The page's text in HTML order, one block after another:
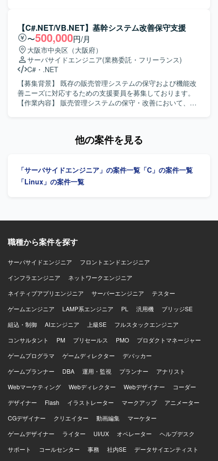
ます。 【求める人物像】 C言語での開発経験を活かしなが
ら、計測機器分野の開発に主体的に取り組んでいただける
方を求めております。設計からテストまで責任感を持って
対応し、チーム内で積極的にコミュニケーションが取れる
方が望ましいです。 【ポジションの魅力】 小型測定機とい
う専門性の高いプロダクトの改修に携わることで、組込み
系および計測機器開発の知見を深めていただけます。上流
工程からテストまで幅広く経験できるため、エンジニアと
してのスキルアップが期待できます。 【開発環境】 C言語
【C#.NET/VB.NET】基幹システム改善保守支援
〜500,000円/月
大阪市中央区（大阪府）
サーバサイドエンジニア(業務委託・フリーランス)
C# ・ .NET
【募集背景】 既存の販売管理システムの保守および機能改
善ニーズに対応するための支援要員を募集しております。
【作業内容】 販売管理システムの保守・改善において、要
主体的に業務を推進し、前向きかつ柔軟に対応できる方を
の保守・改善を通じて業務知識と開発スキルの双方を高め
ていただけます。 【開発環境】 C#.NET、VB.NETを用いた
他の案件を見る
「サーバサイドエンジニア」の案件一覧 「C」の案件一覧
「Linux」の案件一覧
職種から案件を探す
サーバサイドエンジニア
フロントエンドエンジニア
インフラエンジニア
ネットワークエンジニア
ネイティブアプリエンジニア
サーバーエンジニア
テスター
ゲームエンジニア
LAMP系エンジニア PL 汎用機
ブリッジSE
組込・制御
AIエンジニア 上級SE
フルスタックエンジニア
コンサルタント
PM プリセールス PMO
プロダクトマネージャー
ゲームプログラマ
ゲームディレクター
デバッカー
ゲームプランナー
DBA 運用・監視 プランナー
アナリスト
Webマーケティング
Webディレクター Webデザイナー
コーダー
デザイナー
Flash イラストレーター マークアップ
アニメーター
CGデザイナー
クリエイター 動画編集
マーケター
ゲームデザイナー
ライター UI/UX オペレーター
ヘルプデスク
サポート
コールセンター 事務 社内SE
データサイエンティスト